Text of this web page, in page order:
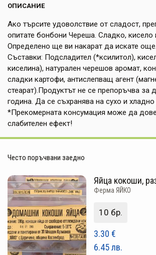
КНИГИ
ПОДАРЪЦИ
ДОСТАВКА И ПЛАЩАНЕ
КАЧЕСТВО
УСЛОВИЯ ЗА ПОЛЗВАНЕ
ОПИСАНИЕ
Ако търсите удоволствие от сладост,
опитате бонбони Череша. Сладко, кисело
Определено ще ви накарат да искате още.
Съставки: Подсладител (*ксилитол),
киселина), натурален черешов аромат,
сладки картофи, антислепващ агент
стеарат).Продуктът не се препоръчва за
година. Да се съхранява на сухо и
*Прекомерната консумация може да
слабителен ефект!
Често поръчвани заедно
Яйца кокоши,
Ферма ЯЙКО
10 бр.
3.30 €
6.45 лв.